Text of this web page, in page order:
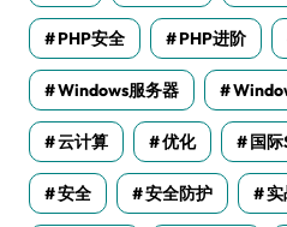
PHP安全 PHP进阶
Windows服务器
云计算 优化 国
安全 安全防护 实